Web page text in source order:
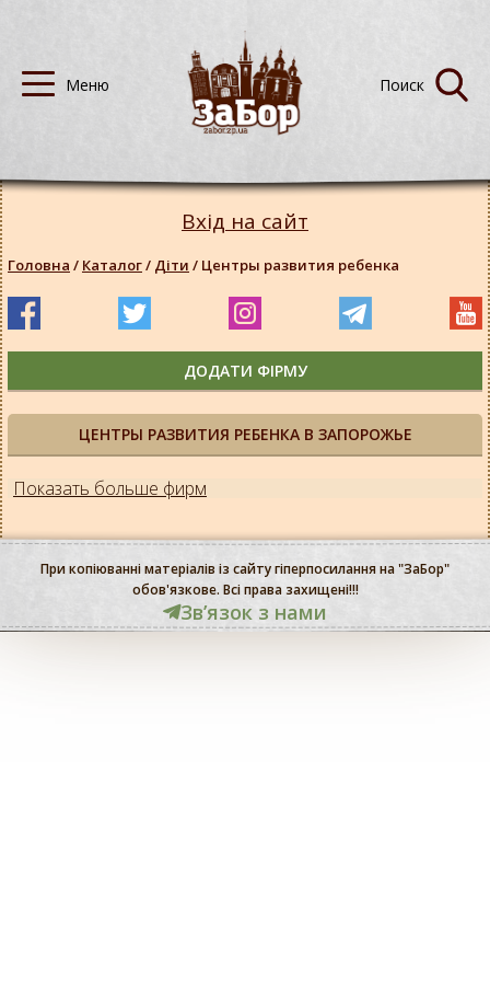
ЦЕНТРЫ РАЗВИТИЯ РЕБЕНКА В ЗАПОРОЖЬЕ
Показать больше фирм
Вхід на сайт
Головна / Каталог/ Діти / Центры развития ребенка
ДОДАТИ ФІРМУ
При копіюванні матеріалів із сайту гіперпосилання на "ЗаБор"
обов'язкове. Всі права захищені!!!
Звʼязок з нами